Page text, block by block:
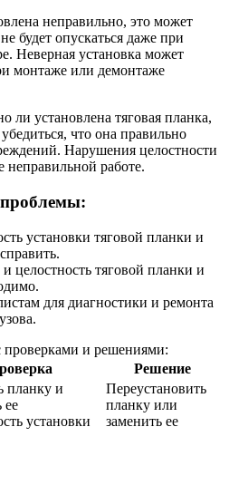
неправильно, это может
будет опускаться даже при
Неверная установка может
монтаже или демонтаже
ли установлена тяговая планка,
что она правильно
Нарушения целостности
неправильной работе.
установки тяговой планки и
целостность тяговой планки и
для диагностики и ремонта
и решениями:
Решение
планку и
ее
установки
Переустановить
планку или
заменить ее